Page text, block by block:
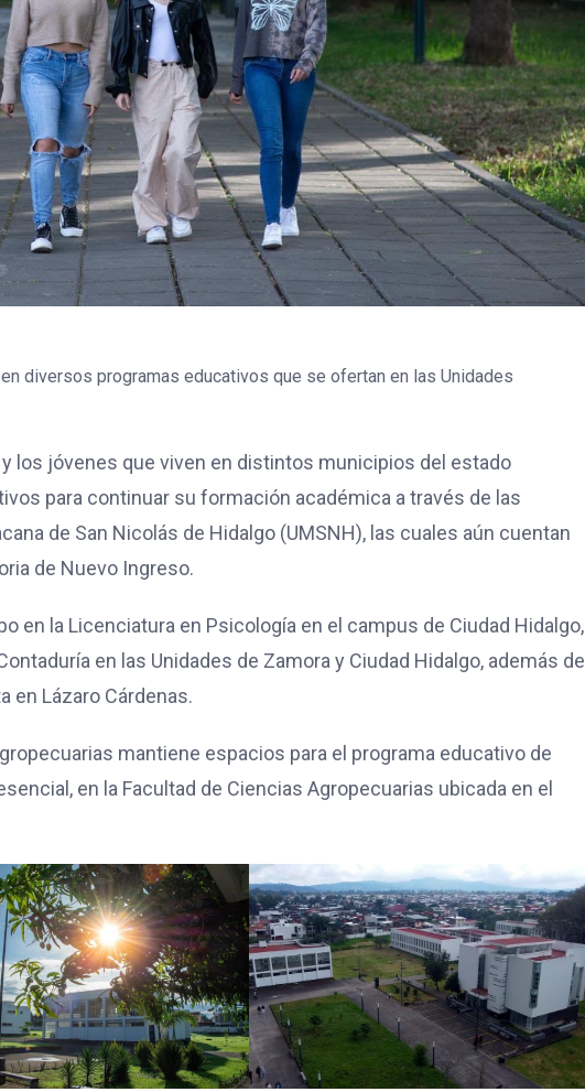
diversos programas educativos que se ofertan en las Unidades
los jóvenes que viven en distintos municipios del estado
para continuar su formación académica a través de las
de San Nicolás de Hidalgo (UMSNH), las cuales aún cuentan
de Nuevo Ingreso.
en la Licenciatura en Psicología en el campus de Ciudad Hidalgo,
en las Unidades de Zamora y Ciudad Hidalgo, además de
en Lázaro Cárdenas.
mantiene espacios para el programa educativo de
en la Facultad de Ciencias Agropecuarias ubicada en el